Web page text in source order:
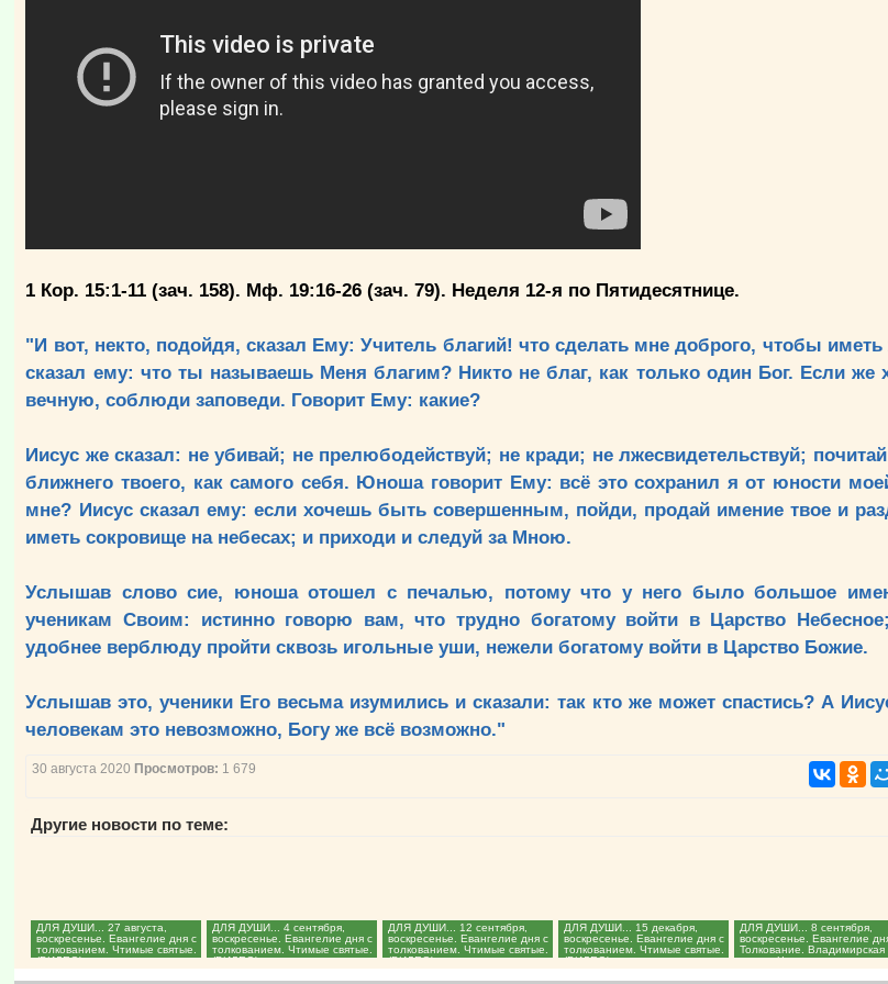
1 Кор. 15:1-11 (зач. 158). Мф. 19:16-26 (зач. 79). Неделя 12-я по Пятидесятнице.
"И вот, некто, подойдя, сказал Ему: Учитель благий! что сделать мне доброго, чтобы
сказал ему: что ты называешь Меня благим? Никто не благ, как только один Бог. Если же
вечную, соблюди заповеди. Говорит Ему: какие?
Иисус же сказал: не убивай; не прелюбодействуй; не кради; не лжесвидетельствуй;
ближнего твоего, как самого себя. Юноша говорит Ему: всё это сохранил я от юности
мне? Иисус сказал ему: если хочешь быть совершенным, пойди, продай имение твое и
иметь сокровище на небесах; и приходи и следуй за Мною.
Услышав слово сие, юноша отошел с печалью, потому что у него было большое
ученикам Своим: истинно говорю вам, что трудно богатому войти в Царство
удобнее верблюду пройти сквозь игольные уши, нежели богатому войти в Царство Божие.
Услышав это, ученики Его весьма изумились и сказали: так кто же может спастись? А
человекам это невозможно, Богу же всё возможно."
30 августа 2020 Просмотров: 1 679
Другие новости по теме:
ДЛЯ ДУШИ... 27 августа,
воскресенье. Евангелие дня с
толкованием. Чтимые святые.
(ВИДЕО)...
ДЛЯ ДУШИ... 4 сентября,
воскресенье. Евангелие дня с
толкованием. Чтимые святые.
(ВИДЕО)...
ДЛЯ ДУШИ... 12 сентября,
воскресенье. Евангелие дня с
толкованием. Чтимые святые.
(ВИДЕО)...
ДЛЯ ДУШИ... 15 декабря,
воскресенье. Евангелие дня с
толкованием. Чтимые святые.
(ВИДЕО)...
ДЛЯ ДУШИ... 8 сентября,
воскресенье. Евангелие
Толкование. Владимирская
икона. Чтимые святые....